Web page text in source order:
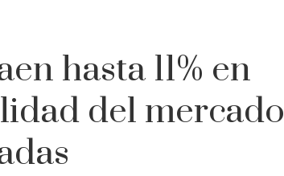
hasta 11% en
del mercado